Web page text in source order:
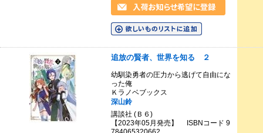
追放の賢者、世界を知る ２
幼馴染勇者の圧力から逃げて自由にな
った俺
Ｋラノベブックス
深山鈴
講談社 (Ｂ６)
【2023年05月発売】 ISBNコード 9